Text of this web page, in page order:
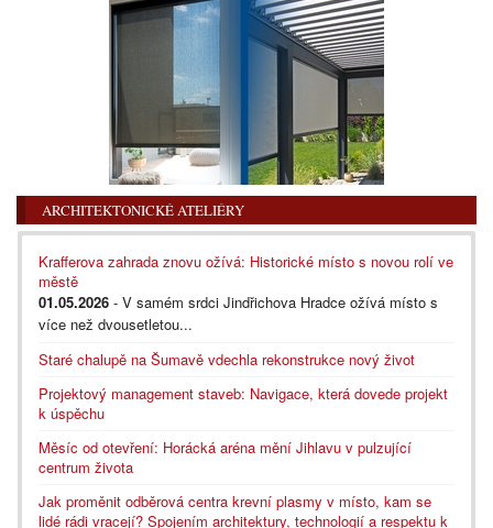
ARCHITEKTONICKÉ ATELIÉRY
Krafferova zahrada znovu ožívá: Historické místo s novou rolí ve
městě
01.05.2026 - V samém srdci Jindřichova Hradce ožívá místo s
více než dvousetletou...
Staré chalupě na Šumavě vdechla rekonstrukce nový život
Projektový management staveb: Navigace, která dovede projekt
k úspěchu
Měsíc od otevření: Horácká aréna mění Jihlavu v pulzující
centrum života
Jak proměnit odběrová centra krevní plasmy v místo, kam se
lidé rádi vracejí? Spojením architektury, technologií a respektu k